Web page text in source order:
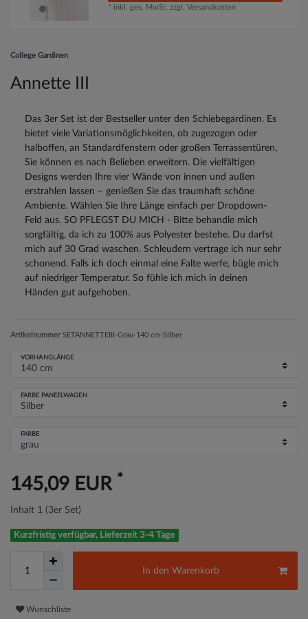
* inkl. ges. MwSt. zzgl.Versandkosten
College Gardinen
Annette III
Das 3er Set ist der Bestseller unter den Schiebegardinen. Es
bietet viele Variationsmöglichkeiten, ob zugezogen oder
halboffen, an Standardfenstern oder großen Terrassentüren,
Sie können es nach Belieben erweitern. Die vielfältigen
Designs werden Ihre vier Wände von innen und außen
erstrahlen lassen – genießen Sie das traumhaft schöne
Ambiente. Wählen Sie Ihre Länge einfach per Dropdown-
Feld aus. SO PFLEGST DU MICH - Bitte behandle mich
sorgfältig, da ich zu 100% aus Polyester bestehe. Du darfst
mich auf 30 Grad waschen. Schleudern vertrage ich nur sehr
schonend. Falls ich doch einmal eine Falte werfe, bügle mich
auf niedriger Temperatur. So fühle ich mich in deinen
Händen gut aufgehoben.
Artikelnummer SETANNETTEIII-Grau-140 cm-Silber
VORHANGLÄNGE
FARBE PANEELWAGEN
FARBE
145,09 EUR *
Inhalt 1 (3er Set)
Kurzfristig verfügbar, Lieferzeit 3-4 Tage
In den Warenkorb
Wunschliste